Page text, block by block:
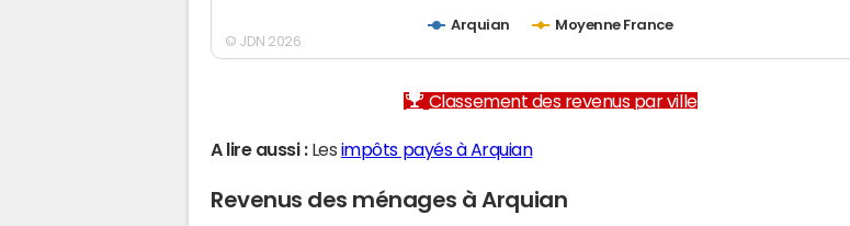
Arquian Moyenne France
© JDN 2026
Classement des revenus par ville
A lire aussi :Les impôts payés à Arquian
Revenus des ménages à Arquian